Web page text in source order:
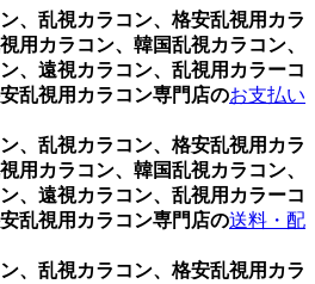
、乱視カラコン、格安乱視用カラ
用カラコン、韓国乱視カラコン、
、遠視カラコン、乱視用カラーコ
乱視用カラコン専門店のお支払い
、乱視カラコン、格安乱視用カラ
用カラコン、韓国乱視カラコン、
、遠視カラコン、乱視用カラーコ
乱視用カラコン専門店の送料・配
、乱視カラコン、格安乱視用カラ